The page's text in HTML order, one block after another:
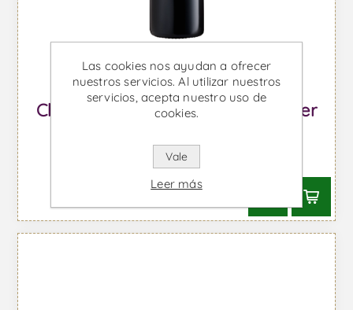
Château Lafite Rothschild 2020 1er
Desde €1120,88 IVA incl.
Las cookies nos ayudan a ofrecer
nuestros servicios. Al utilizar nuestros
servicios, acepta nuestro uso de
cookies.
Vale
Leer más